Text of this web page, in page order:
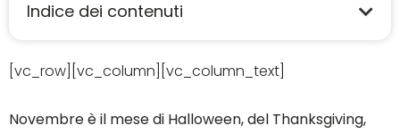
Indice dei contenuti
[vc_row][vc_column][vc_column_text]
Novembre è il mese di Halloween, del Thanksgiving,